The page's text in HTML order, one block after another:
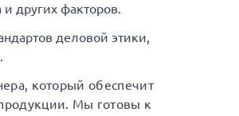
и других факторов.
деловой этики,
который обеспечит
Мы готовы к